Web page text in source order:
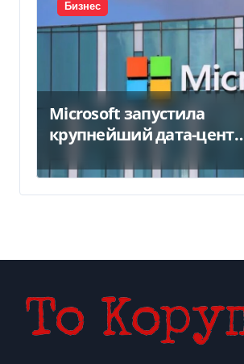
Бизнес
Microsoft запустила
крупнейший дата-центр
миллиарда